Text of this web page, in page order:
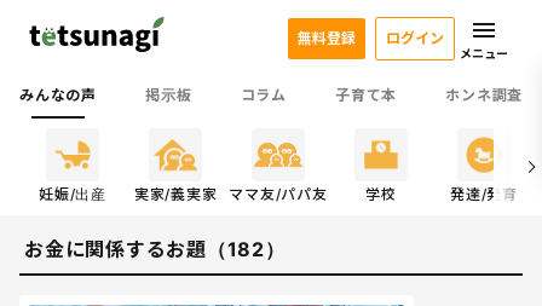
みんなの声 掲示板 コラム 子育て本 ホンネ調査
無料登録 ログイン
メニュー
妊娠/出産 実家/義実家 ママ友/パパ友 学校 発達/発育
お金に関係するお題（182）